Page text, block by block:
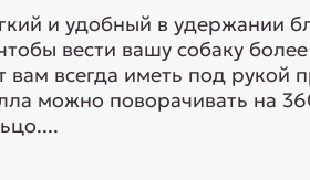
и удобный в удержании
вести вашу собаку
всегда иметь под рукой
можно поворачивать на